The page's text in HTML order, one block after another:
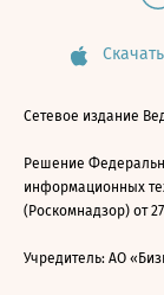
Сетевое издание
Решение
информационных
(Роскомнадзор) от
Учредитель: АО